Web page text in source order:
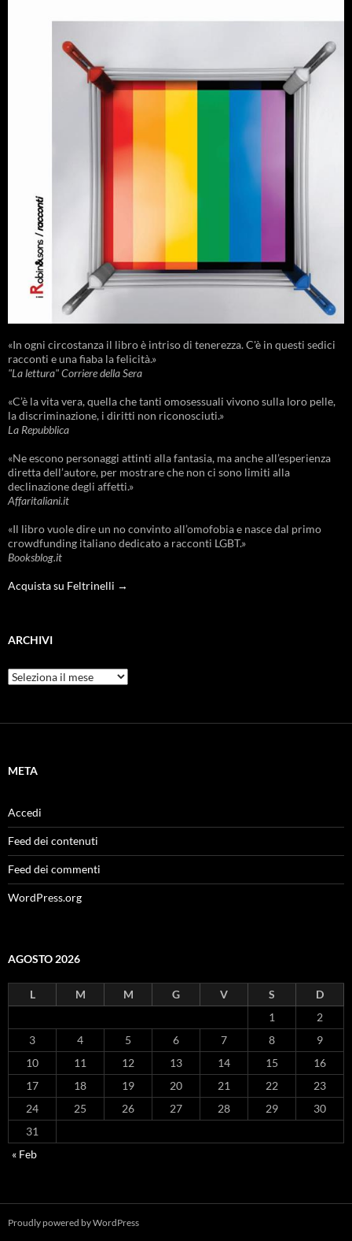
«In ogni circostanza il libro è intriso di tenerezza. C'è in questi sedici
racconti e una fiaba la felicità.»
"La lettura" Corriere della Sera
«C’è la vita vera, quella che tanti omosessuali vivono sulla loro pelle,
la discriminazione, i diritti non riconosciuti.»
La Repubblica
«Ne escono personaggi attinti alla fantasia, ma anche all’esperienza
diretta dell’autore, per mostrare che non ci sono limiti alla
declinazione degli affetti.»
Affaritaliani.it
«Il libro vuole dire un no convinto all’omofobia e nasce dal primo
crowdfunding italiano dedicato a racconti LGBT.»
Booksblog.it
Acquista su Feltrinelli →
ARCHIVI
Archivi
META
Accedi
Feed dei contenuti
Feed dei commenti
WordPress.org
AGOSTO 2026
L M M G V S
D
1
2
3
4 5 6 7 8
9
10
11 12 13 14 15
16
17
18 19 20 21 22
23
24
25 26 27 28 29
30
31
« Feb
Proudly powered by WordPress